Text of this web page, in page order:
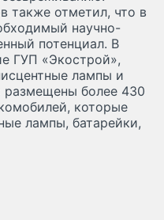
также отметил, что в
научно-
потенциал. В
ГУП «Экострой»,
лампы и
размещены более 430
которые
лампы, батарейки,